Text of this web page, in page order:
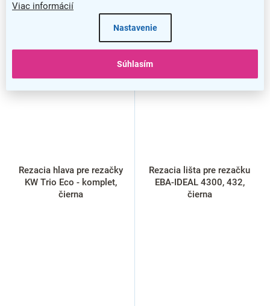
Viac informácií
Nastavenie
Súhlasím
Rezacia hlava pre rezačky
KW Trio Eco - komplet,
čierna
Rezacia lišta pre rezačku
EBA-IDEAL 4300, 432,
čierna